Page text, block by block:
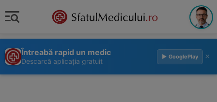
Întreabă rapid un medic
Descarcă aplicația gratuit
▶ GooglePlay ×